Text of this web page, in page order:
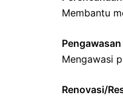
Membantu
Pengawasan
Mengawasi
Renovasi/